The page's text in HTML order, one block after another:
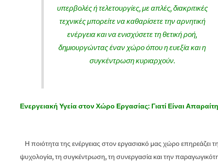
υπερβολές ή τελετουργίες, με απλές, διακριτικές
τεχνικές μπορείτε να καθαρίσετε την αρνητική
ενέργεια και να ενισχύσετε τη θετική ροή,
δημιουργώντας έναν χώρο όπου η ευεξία και η
συγκέντρωση κυριαρχούν.
Ενεργειακή Υγεία στον Χώρο Εργασίας: Γιατί Είναι
Η ποιότητα της ενέργειας στον εργασιακό μας χώρο επηρεάζει
ψυχολογία, τη συγκέντρωση, τη συνεργασία και την